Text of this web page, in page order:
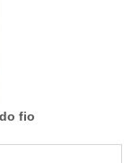
fio